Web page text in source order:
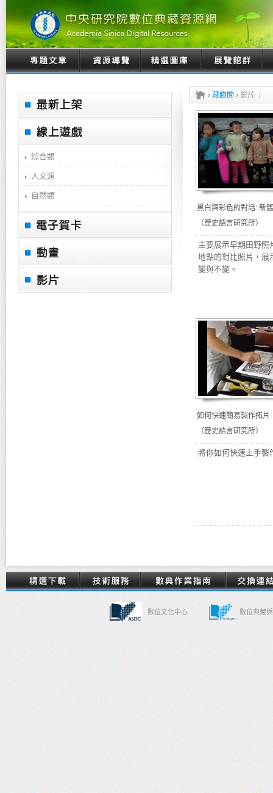
綜合類
人文類
自然類
› 藏趣閣 › 影片
（歷史語言研究所）
主要展示早期田野照
地點的對比照片，展
變與不變。
如何快速簡易製作拓片
（歷史語言研究所）
將你如何快速上手製
數位文化中心 數位典藏